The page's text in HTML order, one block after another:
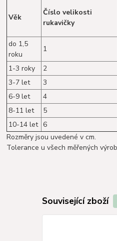
Věk
Číslo velikosti
rukavičky
do 1,5
roku
1
1-3 roky 2
3-7 let
3
6-9 let
4
8-11 let
5
10-14 let 6
Rozměry jsou uvedené v cm.
Tolerance u všech měřených
Související zboží